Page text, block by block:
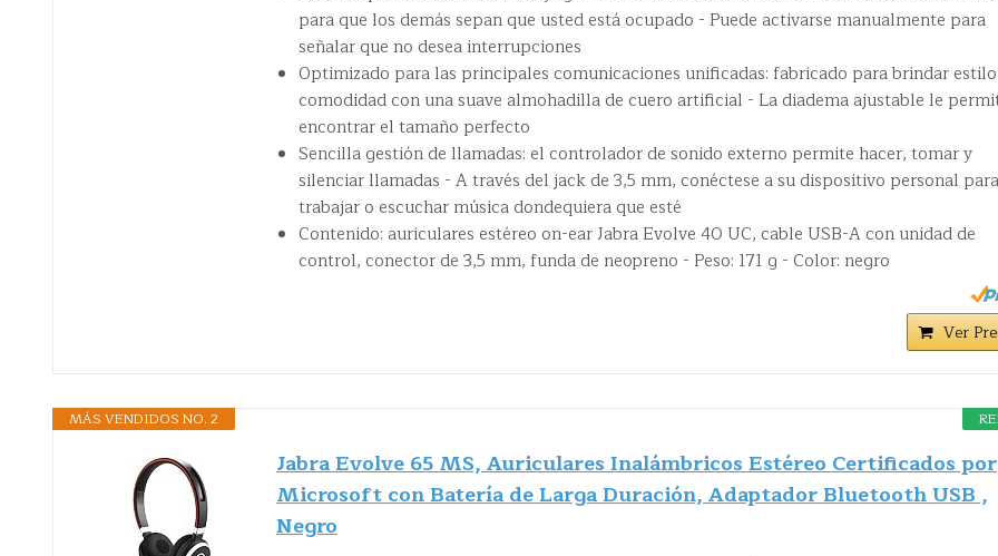
para que los demás sepan que usted está ocupado - Puede activarse manualmente para
señalar que no desea interrupciones
Optimizado para las principales comunicaciones unificadas: fabricado para brindar
comodidad con una suave almohadilla de cuero artificial - La diadema ajustable le
encontrar el tamaño perfecto
Sencilla gestión de llamadas: el controlador de sonido externo permite hacer, tomar y
silenciar llamadas - A través del jack de 3,5 mm, conéctese a su dispositivo personal para
trabajar o escuchar música dondequiera que esté
Contenido: auriculares estéreo on-ear Jabra Evolve 40 UC, cable USB-A con unidad de
control, conector de 3,5 mm, funda de neopreno - Peso: 171 g - Color: negro
Ver
MÁS VENDIDOS NO. 2
Jabra Evolve 65 MS, Auriculares Inalámbricos Estéreo Certificados por
Microsoft con Batería de Larga Duración, Adaptador Bluetooth USB ,
Negro